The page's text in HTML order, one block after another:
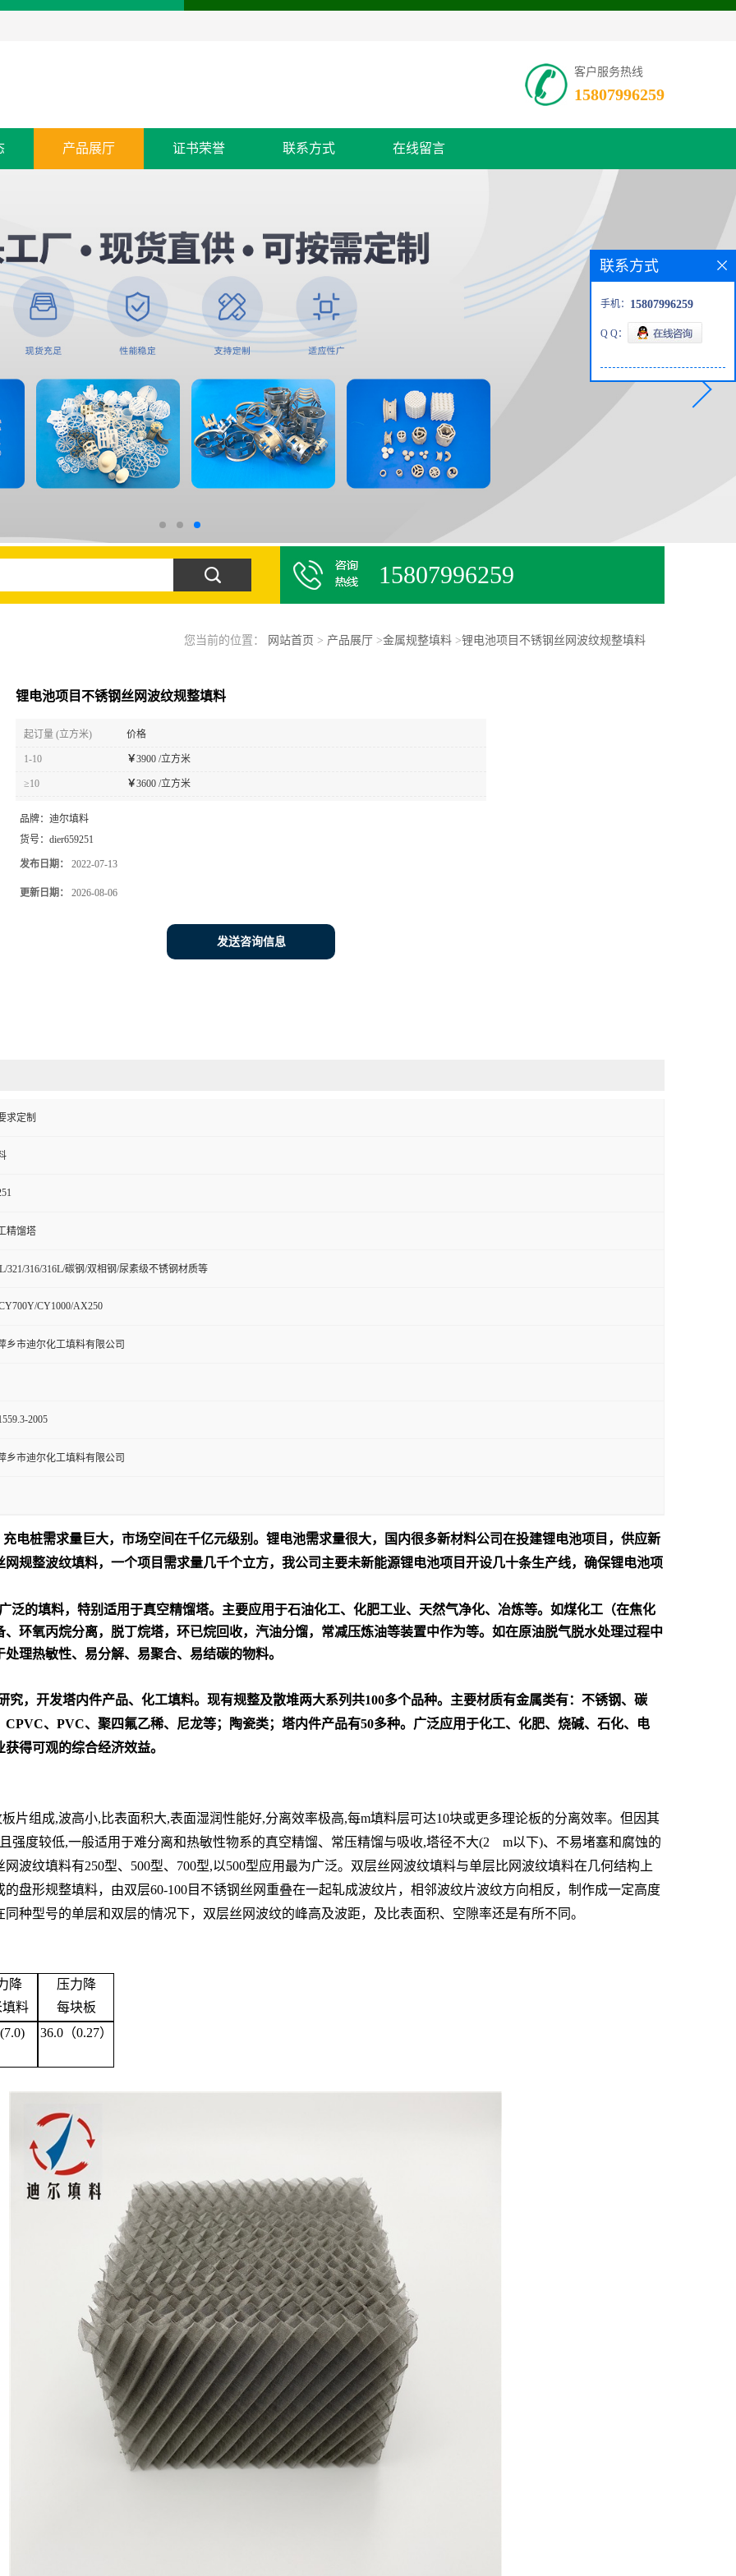
客户服务热线
15807996259
产品展厅 证书荣誉 联系方式 在线留言
15807996259
您当前的位置： 网站首页 > 产品展厅 >金属规整填料>锂电池项目不锈钢丝网波纹规整填料
锂电池项目不锈钢丝网波纹规整填料
起订量 (立方米) 价格
1-10 ￥3900 /立方米
≥10 ￥3600 /立方米
品牌： 迪尔填料
货号： dier659251
发布日期： 2022-07-13
更新日期： 2026-08-06
发送咨询信息
求定制
精馏塔
321/316/316L/碳钢/双相钢/尿素级不锈钢材质等
CY1000/AX250
乡市迪尔化工填料有限公司
2005
乡市迪尔化工填料有限公司
电桩需求量巨大，市场空间在千亿元级别。锂电池需求量很大，国内很多新材料公司在投建锂电池项目，供应新
规整波纹填料，一个项目需求量几千个立方，我公司主要未新能源锂电池项目开设几十条生产线，确保锂电池项
的填料，特别适用于真空精馏塔。主要应用于石油化工、化肥工业、天然气净化、冶炼等。如煤化工（在焦化
环氧丙烷分离，脱丁烷塔，环已烷回收，汽油分馏，常减压炼油等装置中作为等。如在原油脱气脱水处理过程中
理热敏性、易分解、易聚合、易结碳的物料。
究，开发塔内件产品、化工填料。现有规整及散堆两大系列共100多个品种。主要材质有金属类有：不锈钢、碳
CPVC、 PVC、聚四氟乙稀、尼龙等；陶瓷类；塔内件产品有50多种。广泛应用于化工、化肥、烧碱、石化、电
得可观的综合经济效益。
组成,波高小,比表面积大,表面湿润性能好,分离效率极高,每m填料层可达10块或更多理论板的分离效率。但因其
强度较低,一般适用于难分离和热敏性物系的真空精馏、常压精馏与吸收,塔径不大(2 m以下)、不易堵塞和腐蚀的
波纹填料有250型、500型、700型,以500型应用最为广泛。 双层丝网波纹填料与单层比网波纹填料在几何结构上
盘形规整填料，由双层60-100目不锈钢丝网重叠在一起轧成波纹片，相邻波纹片波纹方向相反，制作成一定高度
种型号的单层和双层的情况下，双层丝网波纹的峰高及波距，及比表面积、空隙率还是有所不同。
降
料
压力降
每块板
36.0（0.27）
联系方式
手机： 15807996259
Q Q：